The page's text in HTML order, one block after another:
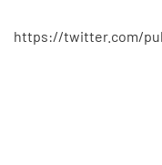
https://twitter.com/